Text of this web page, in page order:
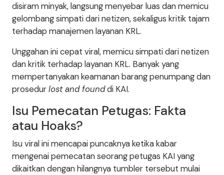
disiram minyak, langsung menyebar luas dan memicu
gelombang simpati dari netizen, sekaligus kritik tajam
terhadap manajemen layanan KRL.
Unggahan ini cepat viral, memicu simpati dari netizen
dan kritik terhadap layanan KRL. Banyak yang
mempertanyakan keamanan barang penumpang dan
prosedurlost and founddi KAI.
Isu Pemecatan Petugas: Fakta
atau Hoaks?
Isu viral ini mencapai puncaknya ketika kabar
mengenai pemecatan seorang petugas KAI yang
dikaitkan dengan hilangnya tumbler tersebut mulai